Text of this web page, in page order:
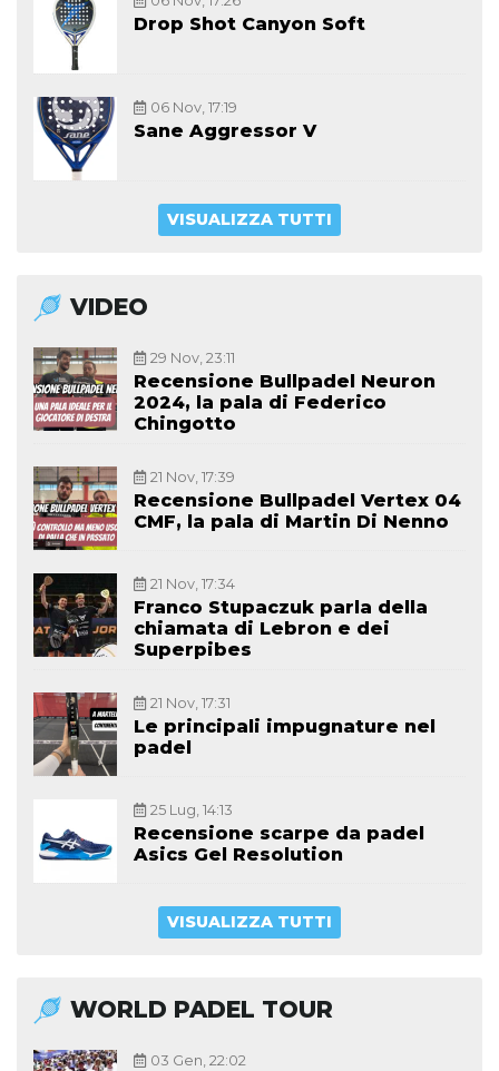
Drop Shot Canyon Soft
06 Nov, 17:19
Sane Aggressor V
VISUALIZZA TUTTI
VIDEO
29 Nov, 23:11
Recensione Bullpadel Neuron
2024, la pala di Federico
Chingotto
21 Nov, 17:39
Recensione Bullpadel Vertex 04
CMF, la pala di Martin Di Nenno
21 Nov, 17:34
Franco Stupaczuk parla della
chiamata di Lebron e dei
Superpibes
21 Nov, 17:31
Le principali impugnature nel
padel
25 Lug, 14:13
Recensione scarpe da padel
Asics Gel Resolution
VISUALIZZA TUTTI
WORLD PADEL TOUR
03 Gen, 22:02